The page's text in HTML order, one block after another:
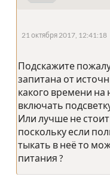
21 октября 2017, 12:41:18
Подскажите
запитана от
какого времени
включать
Или лучше не
поскольку если
тыкать в неё то
питания ?